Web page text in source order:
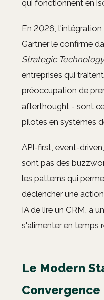
qui fonctionnent en
En 2026,
Gartner le confirme
Strategic
entreprises qui
préoccupation de
afterthought - sont
pilotes en systèmes
API-first, event-
sont pas des
les patterns qui
déclencher une
IA de lire un CRM, à
s'alimenter en temps
Le Modern